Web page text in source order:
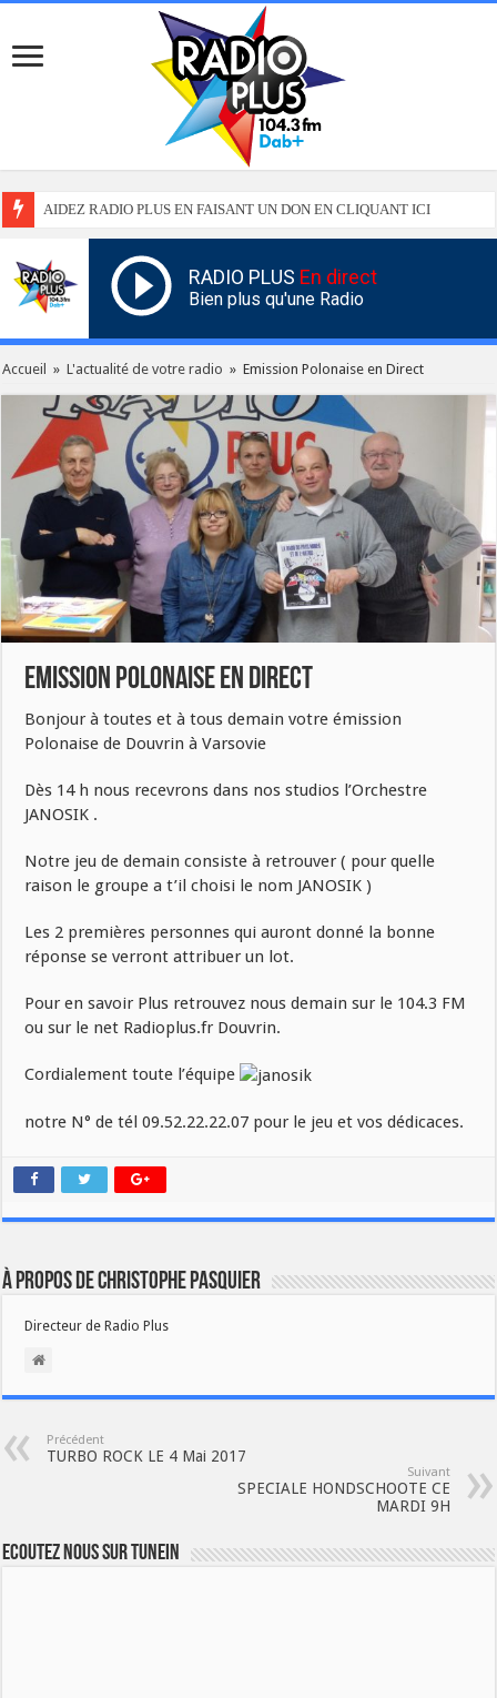
AIDEZ RADIO PLUS EN FAISANT UN DON EN CLIQUANT ICI
RADIO PLUS En direct
Bien plus qu'une Radio
Accueil » L'actualité de votre radio » Emission Polonaise en Direct
Emission Polonaise en Direct
Bonjour à toutes et à tous demain votre émission
Polonaise de Douvrin à Varsovie
Dès 14 h nous recevrons dans nos studios l’Orchestre
JANOSIK .
Notre jeu de demain consiste à retrouver ( pour quelle
raison le groupe a t’il choisi le nom JANOSIK )
Les 2 premières personnes qui auront donné la bonne
réponse se verront attribuer un lot.
Pour en savoir Plus retrouvez nous demain sur le 104.3 FM
ou sur le net Radioplus.fr Douvrin.
Cordialement toute l’équipe
notre N° de tél 09.52.22.22.07 pour le jeu et vos dédicaces.
À propos de Christophe PASQUIER
Directeur de Radio Plus
Précédent
TURBO ROCK LE 4 Mai 2017
Suivant
SPECIALE HONDSCHOOTE CE
MARDI 9H
Ecoutez nous sur TuneIn